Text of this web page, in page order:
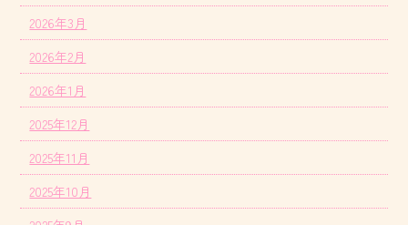
2026年3月
2026年2月
2026年1月
2025年12月
2025年11月
2025年10月